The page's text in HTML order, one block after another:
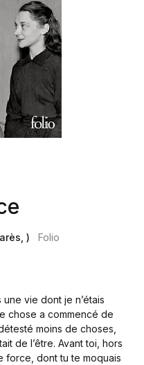
) Folio
vie dont je n’étais
chose a commencé de
moins de choses,
de l’être. Avant toi, hors
force, dont tu te moquais